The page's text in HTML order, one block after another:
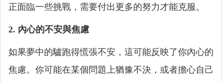
正面臨一些挑戰，需要付出更多的努力才能克服。
2. 內心的不安與焦慮
如果夢中的驢跑得慌張不安，這可能反映了你內心的
焦慮。你可能在某個問題上猶豫不決，或者擔心自己